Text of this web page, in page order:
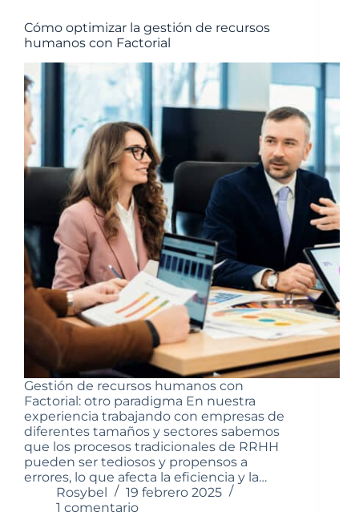
Cómo optimizar la gestión de recursos
humanos con Factorial
Gestión de recursos humanos con
Factorial: otro paradigma En nuestra
experiencia trabajando con empresas de
diferentes tamaños y sectores sabemos
que los procesos tradicionales de RRHH
pueden ser tediosos y propensos a
errores, lo que afecta la eficiencia y la…
Rosybel
19 febrero 2025
1 comentario